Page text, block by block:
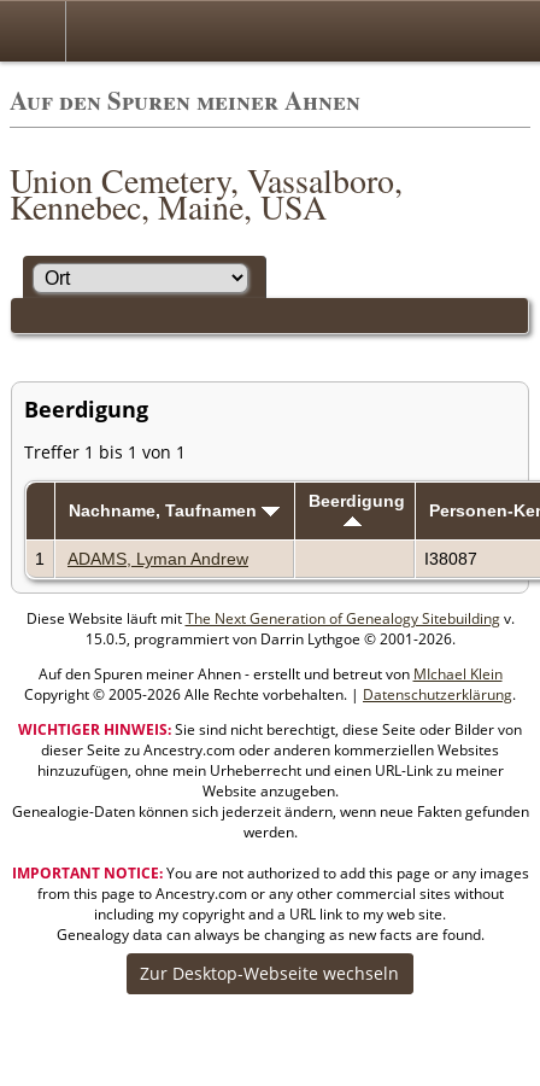
Auf den Spuren meiner Ahnen
Union Cemetery, Vassalboro,
Kennebec, Maine, USA
Beerdigung
Treffer 1 bis 1 von 1
Nachname, Taufnamen Beerdigung Personen-
1 ADAMS, Lyman Andrew I38087
Diese Website läuft mitThe Next Generation of Genealogy Sitebuildingv.
15.0.5, programmiert von Darrin Lythgoe © 2001-2026.
Auf den Spuren meiner Ahnen - erstellt und betreut von MIchael Klein
Copyright © 2005-2026 Alle Rechte vorbehalten. | Datenschutzerklärung.
WICHTIGER HINWEIS:Sie sind nicht berechtigt, diese Seite oder Bilder von
dieser Seite zu Ancestry.com oder anderen kommerziellen Websites
hinzuzufügen, ohne mein Urheberrecht und einen URL-Link zu meiner
Website anzugeben.
Genealogie-Daten können sich jederzeit ändern, wenn neue Fakten gefunden
werden.
IMPORTANT NOTICE:You are not authorized to add this page or any images
from this page to Ancestry.com or any other commercial sites without
including my copyright and a URL link to my web site.
Genealogy data can always be changing as new facts are found.
Zur Desktop-Webseite wechseln